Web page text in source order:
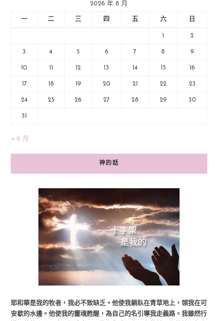
2026 年 8 月
一 二 三 四 五 六 日
1 2
3 4 5 6 7 8 9
10 11 12 13 14 15 16
17 18 19 20 21 22 23
24 25 26 27 28 29 30
31
« 6 月
神的話
耶和華是我的牧者，我必不致缺乏。他使我躺臥在青草地上，領我在可
安歇的水邊。他使我的靈魂甦醒，為自己的名引導我走義路。我雖然行